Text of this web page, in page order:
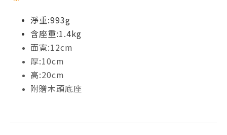
淨重:993g
含座重:1.4kg
面寬:12cm
厚:10cm
高:20cm
附贈木頭底座